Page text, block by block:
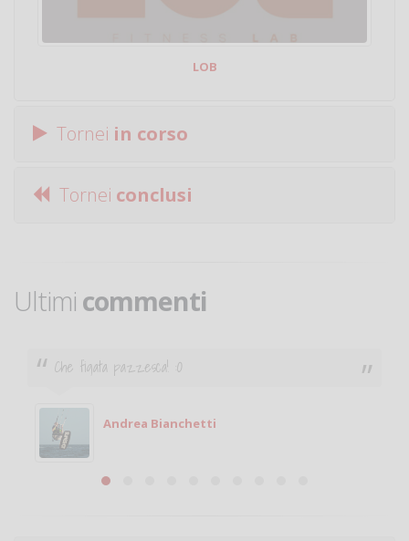
LOB
Tornei in corso
Tornei conclusi
Ultimi commenti
Che figata pazzesca! :O
Andrea Bianchetti